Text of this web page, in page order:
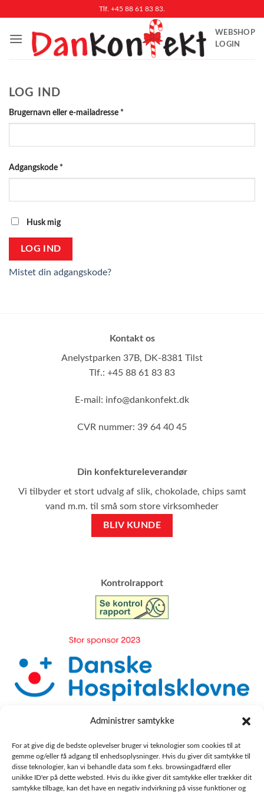
Administrer samtykke
For at give dig de bedste oplevelser bruger vi teknologier som cookies til at
gemme og/eller få adgang til enhedsoplysninger. Hvis du giver dit samtykke til
disse teknologier, kan vi behandle data som f.eks. browsingadfærd eller
unikke ID'er på dette websted. Hvis du ikke giver dit samtykke eller trækker dit
samtykke tilbage, kan det have en negativ indvirkning på visse funktioner og
indhold
Tlf. +45 88 61 83 83.
WEBSHOP
LOGIN
LOG IND
Brugernavn eller e-mailadresse *
Adgangskode *
Husk mig
LOG IND
Mistet din adgangskode?
Kontakt os
Anelystparken 37B, DK-8381 Tilst
Tlf.: +45 88 61 83 83
E-mail: info@dankonfekt.dk
CVR nummer: 39 64 40 45
Din konfektureleverandør
Vi tilbyder et stort udvalg af slik, chokolade, chips samt
vand m.m. til små som store virksomheder
BLIV KUNDE
​Kontrolrapport